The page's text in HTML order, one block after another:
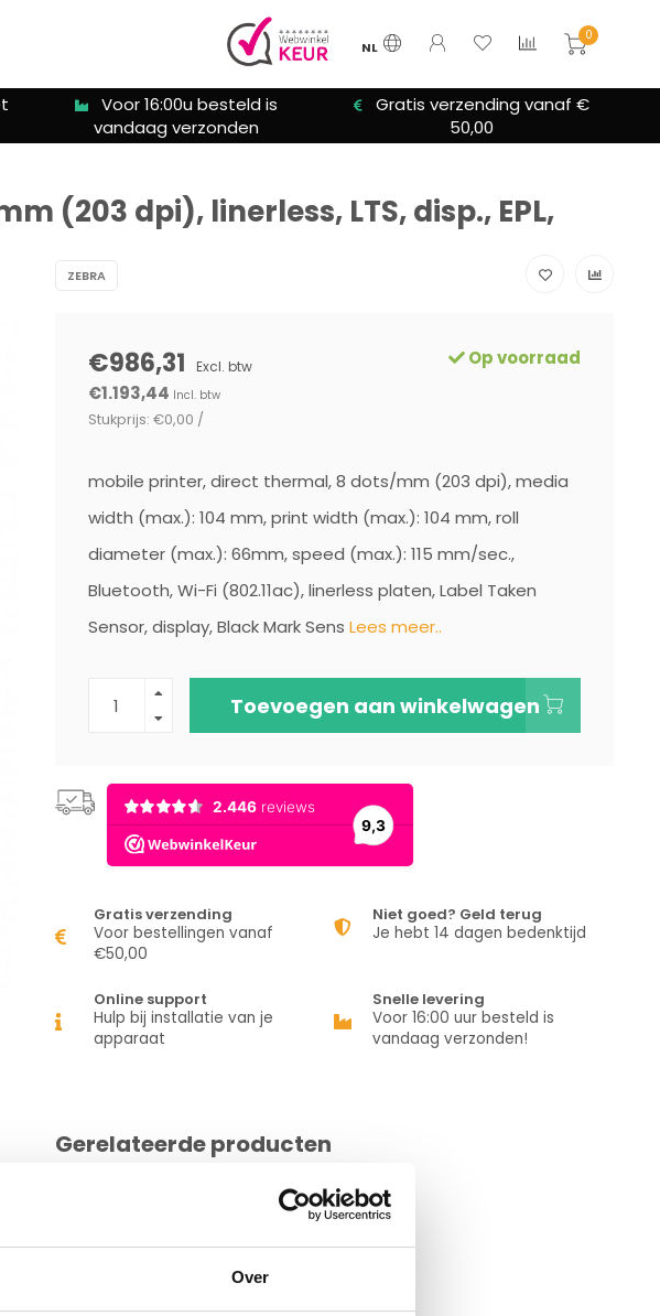
Over
NL
0
Voor 16:00u besteld is
vandaag verzonden
Gratis verzending vanaf €
50,00
(203 dpi), linerless, LTS, disp., EPL,
ZEBRA
€986,31 Excl. btw
€1.193,44 Incl. btw
Op voorraad
Stukprijs: €0,00 /
mobile printer, direct thermal, 8 dots/mm (203 dpi), media
width (max.): 104 mm, print width (max.): 104 mm, roll
diameter (max.): 66mm, speed (max.): 115 mm/sec.,
Bluetooth, Wi-Fi (802.11ac), linerless platen, Label Taken
Sensor, display, Black Mark Sens Lees meer..
Toevoegen aan winkelwagen
Gratis verzending
Voor bestellingen vanaf
€50,00
Niet goed? Geld terug
Je hebt 14 dagen bedenktijd
Online support
Hulp bij installatie van je
apparaat
Snelle levering
Voor 16:00 uur besteld is
vandaag verzonden!
Gerelateerde producten